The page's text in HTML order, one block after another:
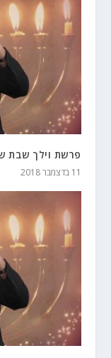
פרשת וילך שבת
11 בדצמבר 2018